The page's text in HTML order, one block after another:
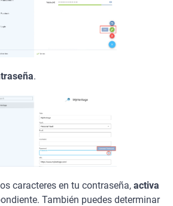
.
caracteres en tu contraseña, activa
También puedes determinar